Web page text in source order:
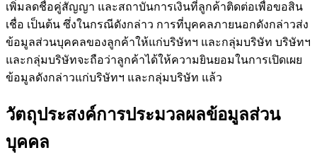
เพิ่มลดชื่อคู่สัญญา และสถาบันการเงินที่ลูกค้าติดต่อเพื่อขอสิน
เชื่อ เป็นต้น ซึ่งในกรณีดังกล่าว การที่บุคคลภายนอกดังกล่าวส่ง
ข้อมูลส่วนบุคคลของลูกค้าให้แก่บริษัทฯ และกลุ่มบริษัท บริษัทฯ
และกลุ่มบริษัทจะถือว่าลูกค้าได้ให้ความยินยอมในการเปิดเผย
ข้อมูลดังกล่าวแก่บริษัทฯ และกลุ่มบริษัท แล้ว
วัตถุประสงค์การประมวลผลข้อมูลส่วน
บุคคล